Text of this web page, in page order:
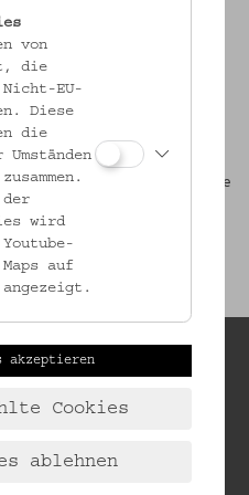
und Urlauben.
öffentlich zugänglichen Passage
von
die
EU-
Diese
die
der
wird
auf
akzeptieren
Cookies
ablehnen